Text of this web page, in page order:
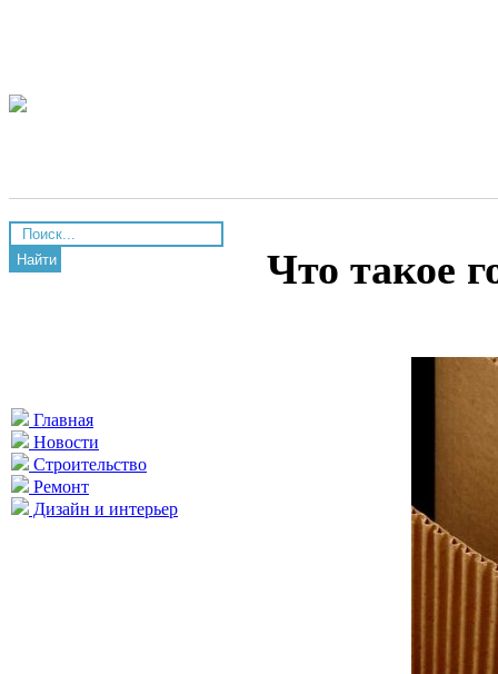
Найти
Главная
Новости
Строительство
Ремонт
Дизайн и интерьер
Что такое